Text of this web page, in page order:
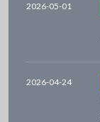
2026-05-01
2026-04-24